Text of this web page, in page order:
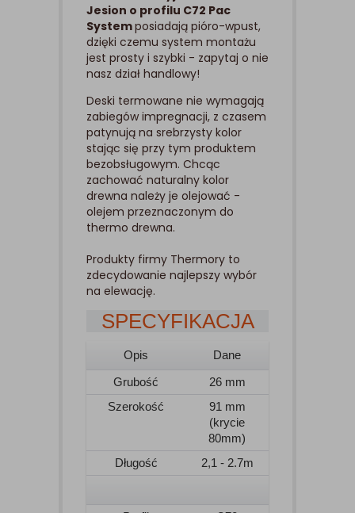
Jesion o profilu C72 Pac
Systemposiadają pióro-wpust,
dzięki czemu system montażu
jest prosty i szybki - zapytaj o nie
nasz dział handlowy!
Deski termowane nie wymagają
zabiegów impregnacji, z czasem
patynują na srebrzysty kolor
stając się przy tym produktem
bezobsługowym. Chcąc
zachować naturalny kolor
drewna należy je olejować -
olejem przeznaczonym do
thermo drewna.
Produkty firmy Thermory to
zdecydowanie najlepszy wybór
na elewację.
SPECYFIKACJA
Opis
Dane
Grubość
26 mm
Szerokość
91 mm
(krycie
80mm)
Długość
2,1 - 2.7m